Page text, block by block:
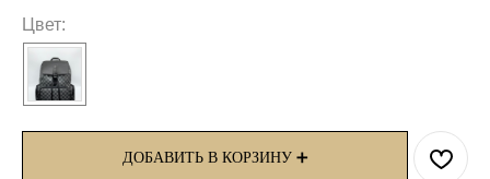
Цвет:
ДОБАВИТЬ В КОРЗИНУ ➕